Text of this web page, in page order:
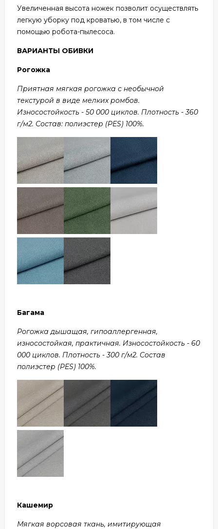
Увеличенная высота ножек позволит осуществлять
легкую уборку под кроватью, в том числе с
помощью робота-пылесоса.
ВАРИАНТЫ ОБИВКИ
Рогожка
Приятная мягкая рогожка с необычной
текстурой в виде мелких ромбов.
Износостойкость - 50 000 циклов. Плотность - 360
г/м2. Состав: полиэстер (PES) 100%.
Багама
Рогожка дышащая, гипоаллергенная,
износостойкая, практичная. Износостойкость - 60
000 циклов. Плотность - 300 г/м2. Состав
полиэстер (PES) 100%.
Кашемир
Мягкая ворсовая ткань, имитирующая